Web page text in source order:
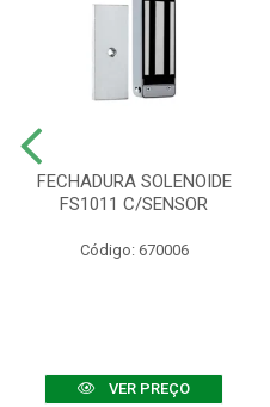
FECHADURA SOLENOIDE
FS1011 C/SENSOR
Código: 670006
VER PREÇO